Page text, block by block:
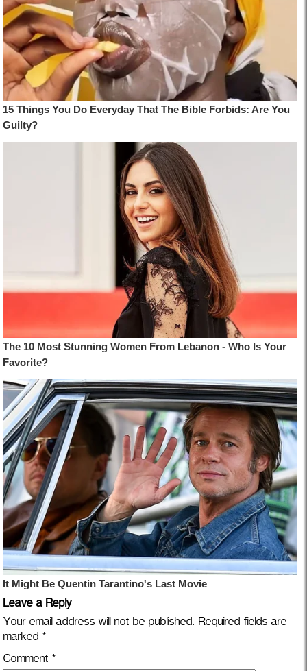
Leave a Reply
Your email address will not be published. Required fields are
marked *
Comment *